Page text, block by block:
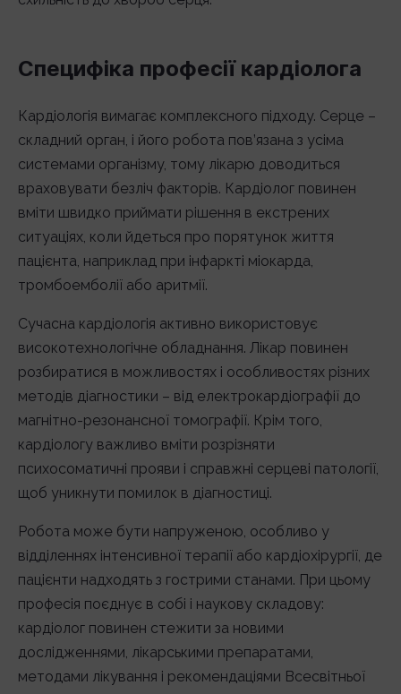
Специфіка професії кардіолога
Кардіологія вимагає комплексного підходу. Серце –
складний орган, і його робота пов’язана з усіма
системами організму, тому лікарю доводиться
враховувати безліч факторів. Кардіолог повинен
вміти швидко приймати рішення в екстрених
ситуаціях, коли йдеться про порятунок життя
пацієнта, наприклад при інфаркті міокарда,
тромбоемболії або аритмії.
Сучасна кардіологія активно використовує
високотехнологічне обладнання. Лікар повинен
розбиратися в можливостях і особливостях різних
методів діагностики – від електрокардіографії до
магнітно-резонансної томографії. Крім того,
кардіологу важливо вміти розрізняти
психосоматичні прояви і справжні серцеві патології,
щоб уникнути помилок в діагностиці.
Робота може бути напруженою, особливо у
відділеннях інтенсивної терапії або кардіохірургії, де
пацієнти надходять з гострими станами. При цьому
професія поєднує в собі і наукову складову:
кардіолог повинен стежити за новими
дослідженнями, лікарськими препаратами,
методами лікування і рекомендаціями Всесвітньої